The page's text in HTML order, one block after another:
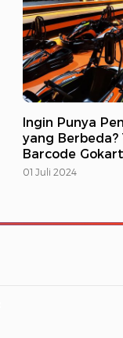
Ingin Punya
yang
Barcode
01 Juli 2024